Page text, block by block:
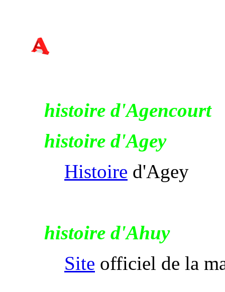
histoire d'Agencourt
histoire d'Agey
Histoire d'Agey
histoire d'Ahuy
Site officiel de la